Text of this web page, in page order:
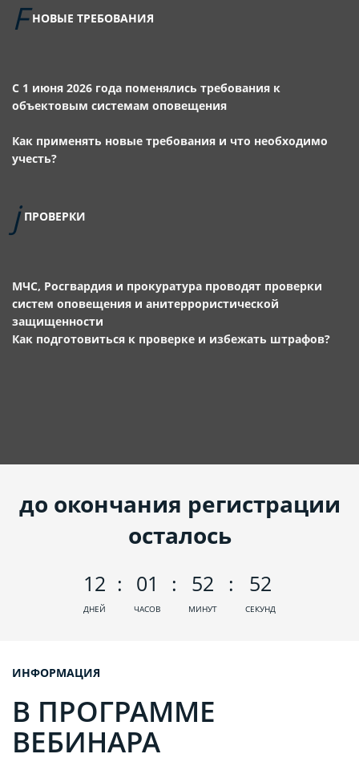
НОВЫЕ ТРЕБОВАНИЯ
С 1 июня 2026 года поменялись требования к
объектовым системам оповещения
Как применять новые требования и что необходимо
учесть?
ПРОВЕРКИ
МЧС, Росгвардия и прокуратура проводят проверки
систем оповещения и анитеррористической
защищенности
Как подготовиться к проверке и избежать штрафов?
до окончания регистрации
осталось
12
ДНЕЙ
: 01
ЧАСОВ
: 52
МИНУТ
: 52
СЕКУНД
ИНФОРМАЦИЯ
В ПРОГРАММЕ
ВЕБИНАРА